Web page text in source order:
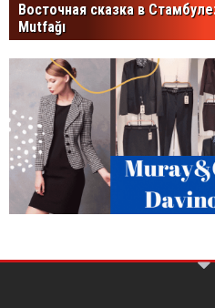
Восточная сказка в
Mutfağı